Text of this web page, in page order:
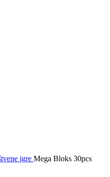
igre Mega Bloks 30pcs